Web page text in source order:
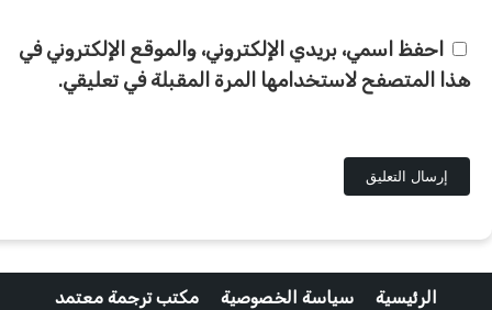
احفظ اسمي، بريدي الإلكتروني، والموقع الإلكتروني في
هذا المتصفح لاستخدامها المرة المقبلة في تعليقي.
الرئيسية سياسة الخصوصية مكتب ترجمة معتمد